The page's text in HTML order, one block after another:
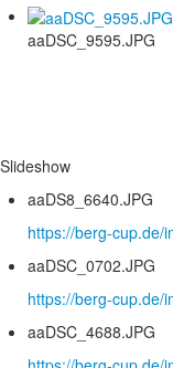
aaDSC_9595.JPG
Slideshow
aaDS8_6640.JPG
https://berg-cup.de/
aaDSC_0702.JPG
https://berg-cup.de/
aaDSC_4688.JPG